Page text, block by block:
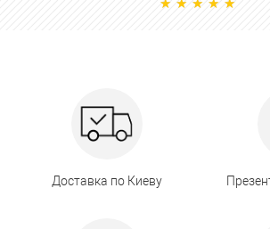
Доставка по Киеву